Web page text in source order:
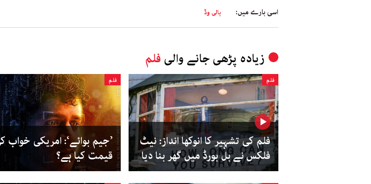
اسی بارے میں: ہالی وڈ
زیادہ پڑھی جانے والی فلم
فلم
فلم کی تشہیر کا انوکھا انداز: نیٹ
فلکس نے بل بورڈ میں گھر بنا دیا
فلم
’جیم بوائے‘: امریکی خواب
قیمت کیا ہے؟